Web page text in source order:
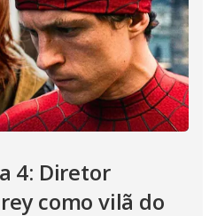
4: Diretor
como vilã do